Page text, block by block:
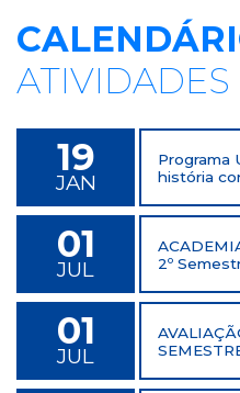
ATIVIDADES
19
JAN
Programa
história
01
JUL
2º
01
JUL